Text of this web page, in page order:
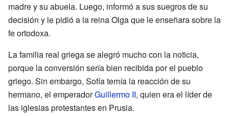
madre y su abuela. Luego, informó a sus suegros de su
decisión y le pidió a la reina Olga que le enseñara sobre la
fe ortodoxa.
La familia real griega se alegró mucho con la noticia,
porque la conversión sería bien recibida por el pueblo
griego. Sin embargo, Sofía temía la reacción de su
hermano, el emperadorGuillermo II, quien era el líder de
las iglesias protestantes en Prusia.